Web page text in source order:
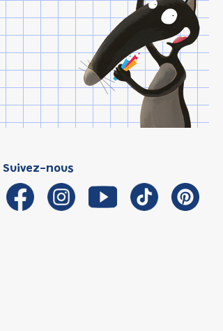
Suivez-nous